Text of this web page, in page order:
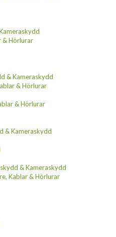
& Hörlurar
& Kameraskydd
& Hörlurar
& Hörlurar
& Kameraskydd
& Kameraskydd
Kablar & Hörlurar